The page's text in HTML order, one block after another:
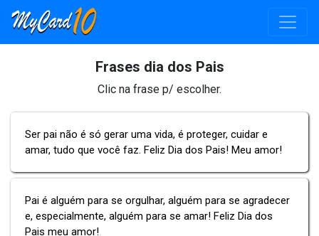
Frases dia dos Pais
Clic na frase p/ escolher.
Ser pai não é só gerar uma vida, é proteger, cuidar e
amar, tudo que você faz. Feliz Dia dos Pais! Meu amor!
Pai é alguém para se orgulhar, alguém para se agradecer
e, especialmente, alguém para se amar! Feliz Dia dos
Pais meu amor!